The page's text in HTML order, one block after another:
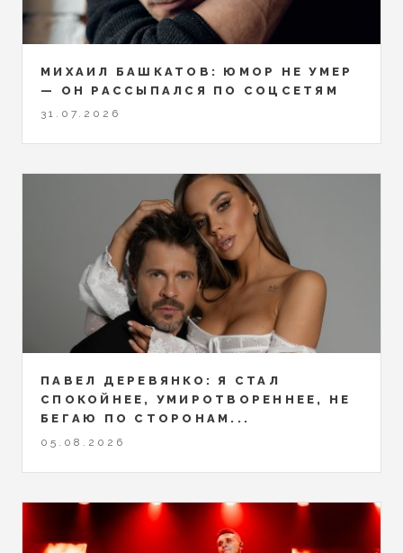
МИХАИЛ БАШКАТОВ: ЮМОР НЕ УМЕР
— ОН РАССЫПАЛСЯ ПО СОЦСЕТЯМ
31.07.2026
ПАВЕЛ ДЕРЕВЯНКО: Я СТАЛ
СПОКОЙНЕЕ, УМИРОТВОРЕННЕЕ, НЕ
БЕГАЮ ПО СТОРОНАМ...
05.08.2026